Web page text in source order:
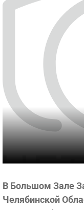
В Большом Зале
Челябинской